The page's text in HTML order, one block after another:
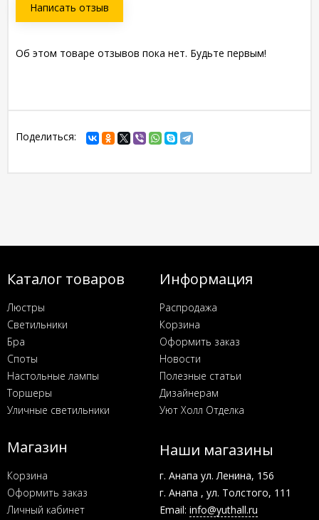
Написать отзыв
Об этом товаре отзывов пока нет. Будьте первым!
Поделиться:
Каталог товаров
Люстры
Светильники
Бра
Споты
Настольные лампы
Торшеры
Уличные светильники
Информация
Распродажа
Корзина
Оформить заказ
Новости
Полезные статьи
Дизайнерам
Уют Холл Отделка
Магазин
Корзина
Оформить заказ
Личный кабинет
Наши магазины
г. Анапа ул. Ленина, 156
г. Анапа , ул. Толстого, 111
Email: info@yuthall.ru